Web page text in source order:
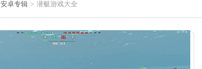
安卓专辑 > 潜艇游戏大全